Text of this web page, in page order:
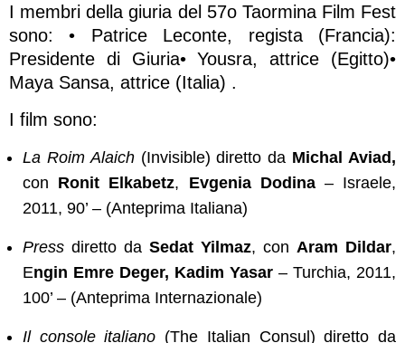
I membri della giuria del 57o Taormina Film Fest
sono: • Patrice Leconte, regista (Francia):
Presidente di Giuria• Yousra, attrice (Egitto)•
Maya Sansa, attrice (Italia) .
I film sono:
La Roim Alaich (Invisible) diretto da Michal Aviad,
con Ronit Elkabetz, Evgenia Dodina– Israele,
2011, 90’ – (Anteprima Italiana)
Press diretto da Sedat Yilmaz, con Aram Dildar,
Engin Emre Deger, Kadim Yasar – Turchia, 2011,
100’ – (Anteprima Internazionale)
Il console italiano (The Italian Consul) diretto da